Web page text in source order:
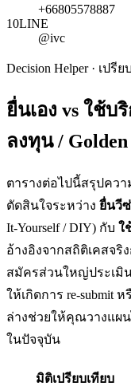
+66805578887
10LINE
@ivc
Decision Helper · เปรี
ยื่นเอง vs ใช้บ
ลงทุน /
ตารางต่อไปนี้สรุปคว
ตัดสินใจระหว่าง ยื่นวี
It-Yourself / DIY) กับ ใ
อ้างอิงจากสถิติเคสจริ
สมัครส่วนใหญ่ประเมิ
ให้เกิดการ re-submit
ล่างช่วยให้คุณวางแผ
ในปัจจุบัน
มิติเปรียบเทียบ